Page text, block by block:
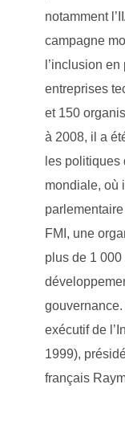
notamment
campagne
l’inclusion
entreprises
et 150
à 2008, il a
les
mondiale, où
FMI, une
plus de 1
exécutif de
1999),
français